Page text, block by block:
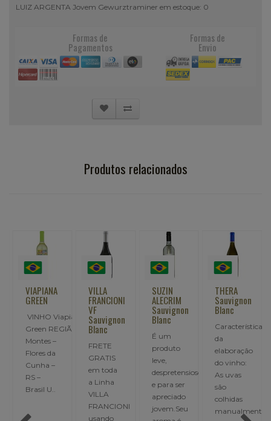
LUIZ ARGENTA Jovem Gewurztraminer em estoque: 0
Formas de
Pagamentos
Formas de
Envio
Produtos relacionados
VIAPIANA
GREEN
VINHO Viapiana
Green REGIÃO Altos
Montes –
Flores da
Cunha –
RS –
Brasil U..
VILLA
FRANCIONI
VF
Sauvignon
Blanc
FRETE
GRATIS
em toda
a Linha
VILLA
FRANCIONI
usando
SUZIN
ALECRIM
Sauvignon
Blanc
É um
produto
leve,
despretensioso
e para ser
apreciado
jovem.Seu
THERA
Sauvignon
Blanc
Características
da
elaboração
do vinho:
As uvas
são
colhidas
manualmente